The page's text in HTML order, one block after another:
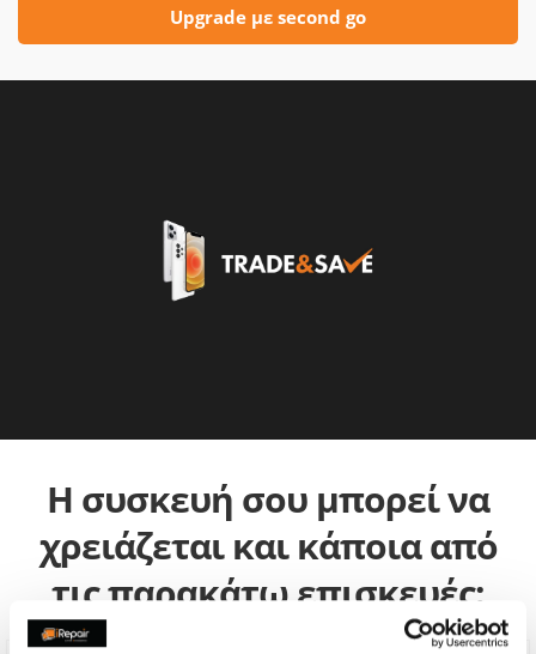
Upgrade με second go
Η συσκευή σου μπορεί να
χρειάζεται και κάποια από
τις παρακάτω επισκευές: